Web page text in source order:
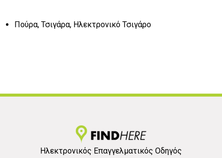
Πούρα, Τσιγάρα, Ηλεκτρονικό Τσιγάρο
Ηλεκτρονικός Επαγγελματικός Οδηγός